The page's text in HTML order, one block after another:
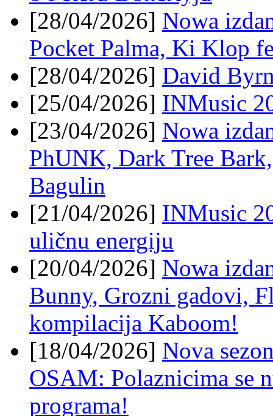
[28/04/2026] Nowa
Pocket Palma, Ki Klop
[28/04/2026] David
[25/04/2026] INMusic
[23/04/2026] Nowa
PhUNK, Dark Tree
Bagulin
[21/04/2026] INMusic
uličnu energiju
[20/04/2026] Nowa
Bunny, Grozni gadovi,
kompilacija Kaboom!
[18/04/2026] Nova
OSAM: Polaznicima se
programa!